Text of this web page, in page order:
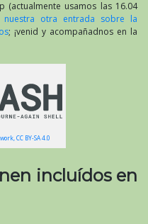
(actualmente usamos las 16.04
nuestra otra entrada sobre la
; ¡venid y acompañadnos en la
CC BY-SA 4.0
incluídos en